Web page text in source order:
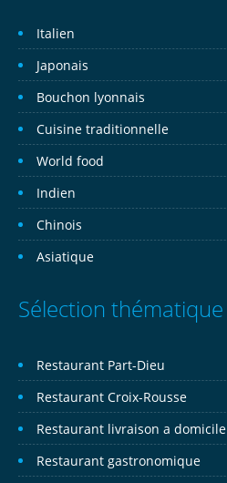
Italien
Japonais
Bouchon lyonnais
Cuisine traditionnelle
World food
Indien
Chinois
Asiatique
Sélection thématique
Restaurant Part-Dieu
Restaurant Croix-Rousse
Restaurant livraison a domicile
Restaurant gastronomique